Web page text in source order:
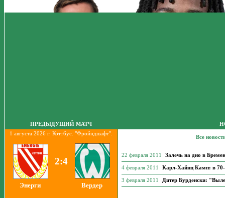
ПРЕДЫДУЩИЙ МАТЧ
1 августа 2026 г. Коттбус. "Фройндшафт".
2:4
Энерги Вердер
Все
22 февраля 2011 Залечь на дно в
4 февраля 2011 Карл-Хайнц Камп: в 70-
3 февраля 2011 Дитер Бурденски: